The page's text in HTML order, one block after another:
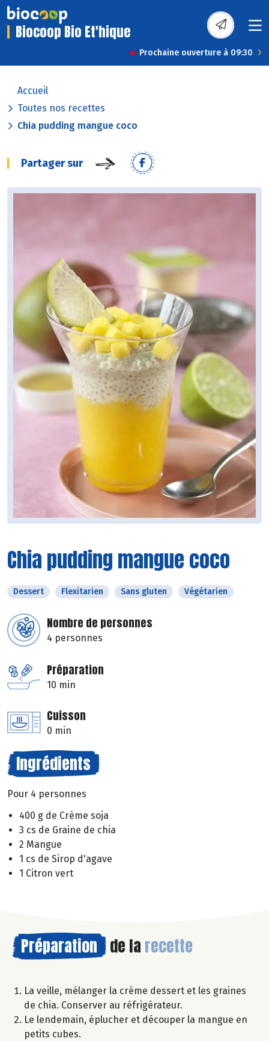
Biocoop Bio Et'hique
Prochaine ouverture à 09:30
Accueil
Toutes nos recettes
Chia pudding mangue coco
Partager sur
Chia pudding mangue coco
Dessert Flexitarien Sans gluten Végétarien
Nombre de personnes
4 personnes
Préparation
10 min
Cuisson
0 min
Ingrédients
Pour 4 personnes
400 g de Crème soja
3 cs de Graine de chia
2 Mangue
1 cs de Sirop d'agave
1 Citron vert
Préparation de la recette
La veille, mélanger la crème dessert et les graines
de chia. Conserver au réfrigérateur.
Le lendemain, éplucher et découper la mangue en
petits cubes.